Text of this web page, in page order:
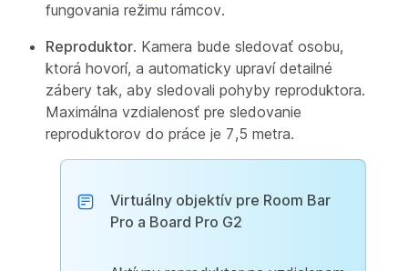
fungovania režimu rámcov.
Reproduktor. Kamera bude sledovať osobu,
ktorá hovorí, a automaticky upraví detailné
zábery tak, aby sledovali pohyby reproduktora.
Maximálna vzdialenosť pre sledovanie
reproduktorov do práce je 7,5 metra.
Virtuálny objektív pre Room Bar
Pro a Board Pro G2